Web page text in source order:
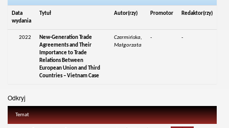
Data
wydania
Tytuł Autor(rzy) Promotor Redaktor(rzy)
2022
New-Generation Trade
Agreements and Their
Importance to Trade
Relations Between
European Union and Third
Countries – Vietnam Case
Czermińska,
Małgorzata
- -
Odkryj
Temat